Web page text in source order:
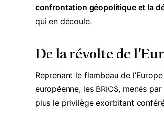
confrontation géopolitique et la
qui en découle.
De la révolte de
Reprenant le flambeau de
européenne, les BRICS, menés
plus le privilège exorbitant